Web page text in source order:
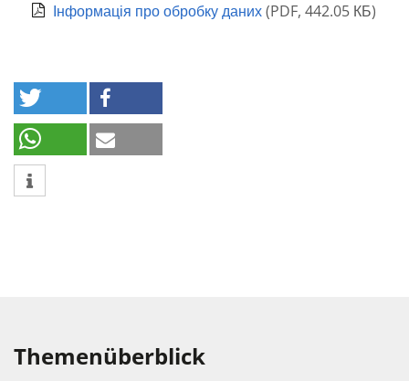
Інформація про обробку даних(PDF, 442.05 КБ)
Themenüberblick